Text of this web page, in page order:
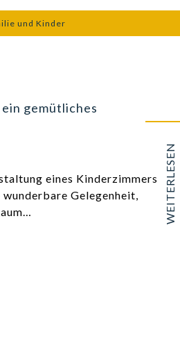
und Kinder
gemütliches
eines Kinderzimmers
wunderbare Gelegenheit,
WEITERLESEN